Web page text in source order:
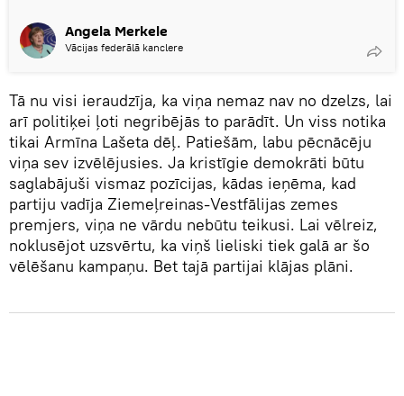
Angela Merkele
Vācijas federālā kanclere
Tā nu visi ieraudzīja, ka viņa nemaz nav no dzelzs, lai
arī politiķei ļoti negribējās to parādīt. Un viss notika
tikai Armīna Lašeta dēļ. Patiešām, labu pēcnācēju
viņa sev izvēlējusies. Ja kristīgie demokrāti būtu
saglabājuši vismaz pozīcijas, kādas ieņēma, kad
partiju vadīja Ziemeļreinas-Vestfālijas zemes
premjers, viņa ne vārdu nebūtu teikusi. Lai vēlreiz,
noklusējot uzsvērtu, ka viņš lieliski tiek galā ar šo
vēlēšanu kampaņu. Bet tajā partijai klājas plāni.